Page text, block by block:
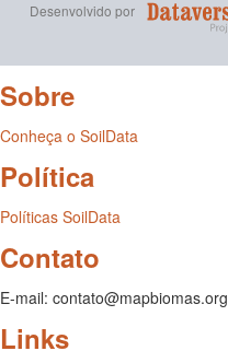
Desenvolvido por
Sobre
Conheça o SoilData
Política
Políticas SoilData
Contato
E-mail: contato@mapbiomas.org
Links